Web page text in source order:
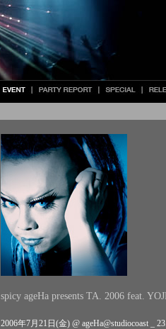
spicy ageHa presents TA. 2006 feat.
2006年7月21日(金) @ ageHa@studiocoast _